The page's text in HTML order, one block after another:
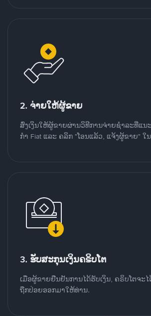
2. ຈ່າຍໃຫ້ຜູ້ຂາຍ
ສົ່ງເງິນໃຫ້ຜູ້ຂາຍຜ່ານວິທີການຈ່າຍຊຳລະທີ່ແນ
ກໍາ Fiat ແລະ ຄລິກ "ໂອນແລ້ວ, ແຈ້ງຜູ້ຂາຍ" ໃນ
3. ຮັບສະກຸນເງິນຄຣິບໂຕ
ເມື່ອຜູ້ຂາຍຢືນຢັນການໄດ້ຮັບເງິນ, ຄຣິບໂຕຈະ
ຖືກປ່ອຍອອກມາໃຫ້ທ່ານ.